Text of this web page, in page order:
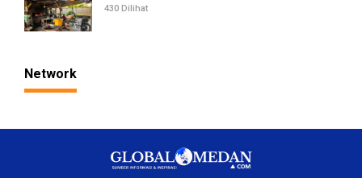
Besi
430 Dilihat
Network